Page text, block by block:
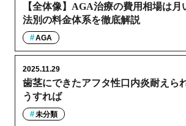
【全体像】AGA治療の費用相場は月
法別の料金体系を徹底解説
AGA
歯茎にできたアフタ性口内炎耐えら
うすれば
2025.11.29
未分類